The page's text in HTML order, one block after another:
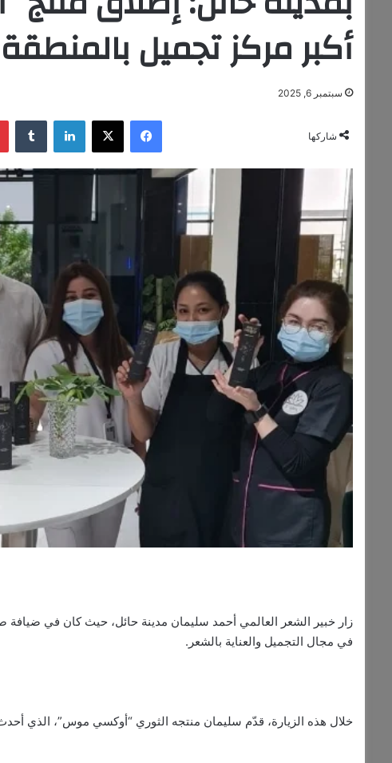
أكبر مركز تجميل بالمنطقة
سبتمبر 6, 2025
شاركها
فيسبوك ‫X لينكدإن ‏Tumblr
زار خبير الشعر العالمي أحمد سليمان مدينة حائل، حيث كان في ضيافة
في مجال التجميل والعناية بالشعر.
خلال هذه الزيارة، قدّم سليمان منتجه الثوري “أوكسي موس”، الذي